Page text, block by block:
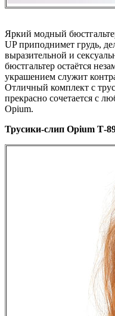
Яркий модный
UP приподнимет грудь,
выразительной и
бюстгальтер остаётся
украшением служит
Отличный комплект с
прекрасно сочетается с
Opium.
Трусики-слип Opium Т-